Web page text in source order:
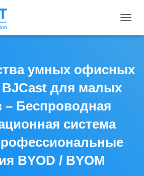
O
E
умных офисных
для малых
Беспроводная
система
BYOD / BYOM